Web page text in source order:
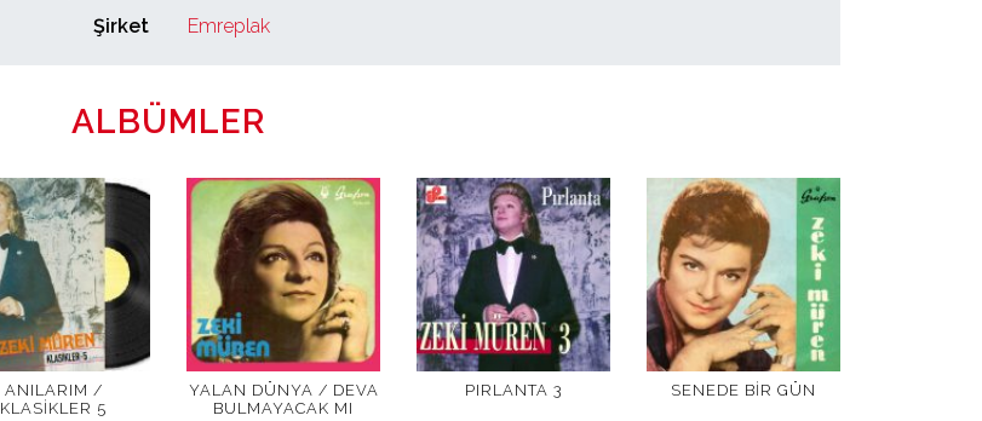
Şirket
Emreplak
ALBÜMLER
ANILARIM /
KLASIKLER 5
YALAN DÜNYA / DEVA
BULMAYACAK MI
PIRLANTA 3 SENEDE BIR GÜN